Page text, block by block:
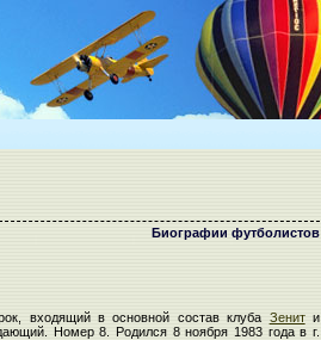
Биографии футболистов
входящий в основной состав клуба Зенити
Номер 8. Родился 8 ноября 1983 года в г.